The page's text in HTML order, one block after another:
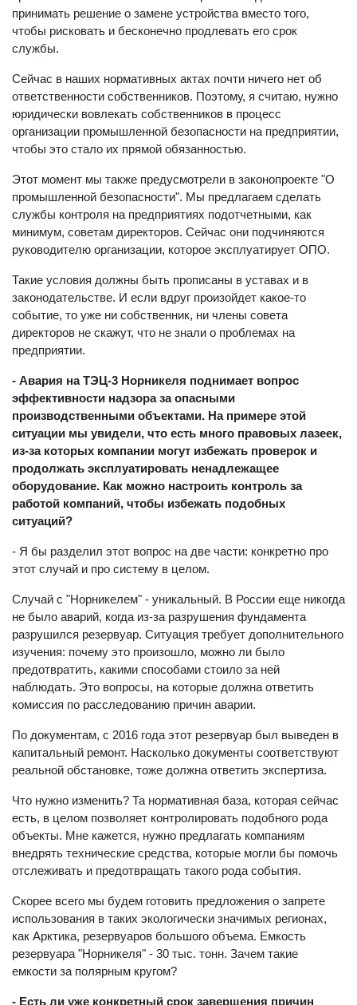
принимать решение о замене устройства вместо того,
чтобы рисковать и бесконечно продлевать его срок
службы.
Сейчас в наших нормативных актах почти ничего нет об
ответственности собственников. Поэтому, я считаю, нужно
юридически вовлекать собственников в процесс
организации промышленной безопасности на предприятии,
чтобы это стало их прямой обязанностью.
Этот момент мы также предусмотрели в законопроекте "О
промышленной безопасности". Мы предлагаем сделать
службы контроля на предприятиях подотчетными, как
минимум, советам директоров. Сейчас они подчиняются
руководителю организации, которое эксплуатирует ОПО.
Такие условия должны быть прописаны в уставах и в
законодательстве. И если вдруг произойдет какое-то
событие, то уже ни собственник, ни члены совета
директоров не скажут, что не знали о проблемах на
предприятии.
- Авария на ТЭЦ-3 Норникеля поднимает вопрос
эффективности надзора за опасными
производственными объектами. На примере этой
ситуации мы увидели, что есть много правовых лазеек,
из-за которых компании могут избежать проверок и
продолжать эксплуатировать ненадлежащее
оборудование. Как можно настроить контроль за
работой компаний, чтобы избежать подобных
ситуаций?
- Я бы разделил этот вопрос на две части: конкретно про
этот случай и про систему в целом.
Случай с "Норникелем" - уникальный. В России еще никогда
не было аварий, когда из-за разрушения фундамента
разрушился резервуар. Ситуация требует дополнительного
изучения: почему это произошло, можно ли было
предотвратить, какими способами стоило за ней
наблюдать. Это вопросы, на которые должна ответить
комиссия по расследованию причин аварии.
По документам, с 2016 года этот резервуар был выведен в
капитальный ремонт. Насколько документы соответствуют
реальной обстановке, тоже должна ответить экспертиза.
Что нужно изменить? Та нормативная база, которая сейчас
есть, в целом позволяет контролировать подобного рода
объекты. Мне кажется, нужно предлагать компаниям
внедрять технические средства, которые могли бы помочь
отслеживать и предотвращать такого рода события.
Скорее всего мы будем готовить предложения о запрете
использования в таких экологически значимых регионах,
как Арктика, резервуаров большого объема. Емкость
резервуара "Норникеля" - 30 тыс. тонн. Зачем такие
емкости за полярным кругом?
- Есть ли уже конкретный срок завершения причин